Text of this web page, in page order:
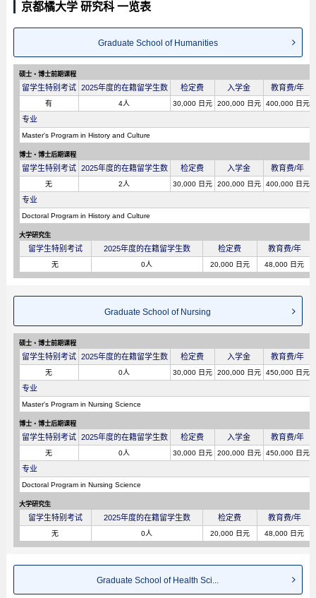
京都橘大学 研究科 一览表
Graduate School of Humanities
硕士・博士前期课程
留学生特别考试 2025年度的在籍留学生数 检定费 入学金 教育费/年
有 4人 30,000 日元 200,000 日元 400,000 日元
专业
Master's Program in History and Culture
博士・博士后期课程
留学生特别考试 2025年度的在籍留学生数 检定费 入学金 教育费/年
无 2人 30,000 日元 200,000 日元 400,000 日元
专业
Doctoral Program in History and Culture
大学研究生
留学生特别考试 2025年度的在籍留学生数 检定费 教育费/年
无 0人 20,000 日元 48,000 日元
Graduate School of Nursing
硕士・博士前期课程
留学生特别考试 2025年度的在籍留学生数 检定费 入学金 教育费/年
无 0人 30,000 日元 200,000 日元 450,000 日元
专业
Master's Program in Nursing Science
博士・博士后期课程
留学生特别考试 2025年度的在籍留学生数 检定费 入学金 教育费/年
无 0人 30,000 日元 200,000 日元 450,000 日元
专业
Doctoral Program in Nursing Science
大学研究生
留学生特别考试 2025年度的在籍留学生数 检定费 教育费/年
无 0人 20,000 日元 48,000 日元
Graduate School of Health Sci...